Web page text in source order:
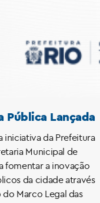
Pública Lançada
iniciativa da Prefeitura
Municipal de
fomentar a inovação
da cidade através
Marco Legal das